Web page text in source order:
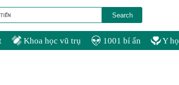
Khoa học vũ trụ 1001 bí ẩn Y